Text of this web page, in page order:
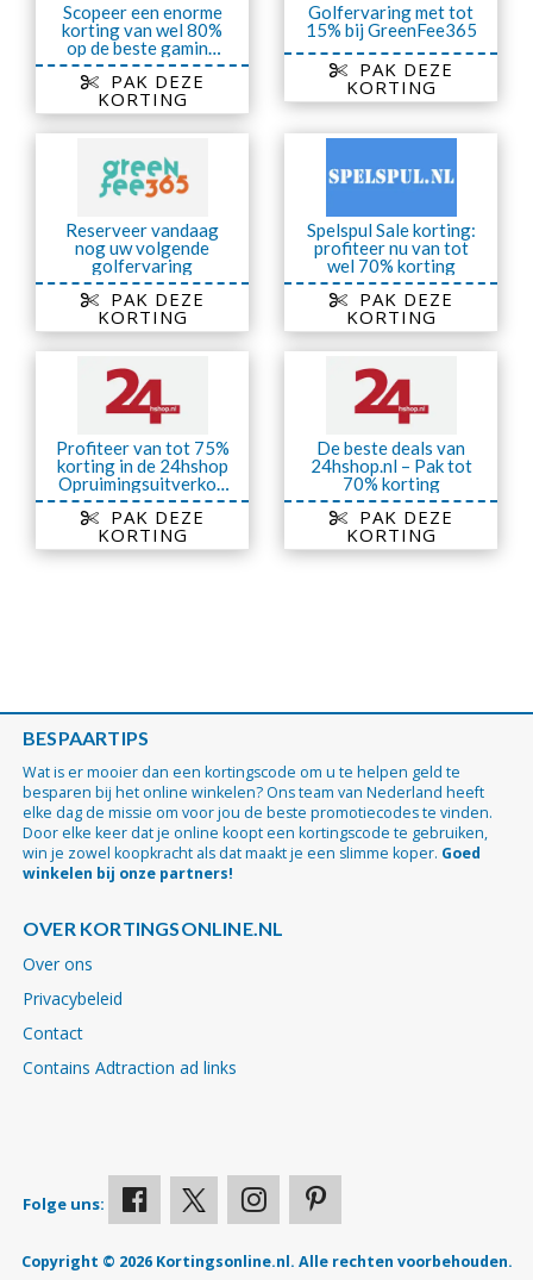
Scopeer een enorme
korting van wel 80%
op de beste gaming
producten
PAK DEZE
KORTING
Golfervaring met tot
15% bij GreenFee365
PAK DEZE
KORTING
Reserveer vandaag
nog uw volgende
golfervaring
PAK DEZE
KORTING
Spelspul Sale korting:
profiteer nu van tot
wel 70% korting
PAK DEZE
KORTING
Profiteer van tot 75%
korting in de 24hshop
Opruimingsuitverkoo
p
PAK DEZE
KORTING
De beste deals van
24hshop.nl – Pak tot
70% korting
PAK DEZE
KORTING
BESPAARTIPS
Wat is er mooier dan een kortingscode om u te helpen geld te
besparen bij het online winkelen? Ons team van Nederland heeft
elke dag de missie om voor jou de beste promotiecodes te vinden.
Door elke keer dat je online koopt een kortingscode te gebruiken,
win je zowel koopkracht als dat maakt je een slimme koper. Goed
winkelen bij onze partners!
OVER KORTINGSONLINE.NL
Over ons
Privacybeleid
Contact
Contains Adtraction ad links
Folge uns:
Copyright © 2026 Kortingsonline.nl. Alle rechten voorbehouden.